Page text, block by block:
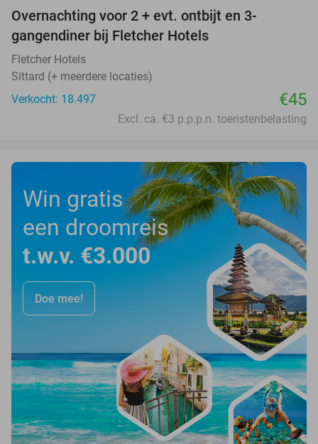
Overnachting voor 2 + evt. ontbijt en 3-
gangendiner bij Fletcher Hotels
Fletcher Hotels
Sittard (+ meerdere locaties)
Verkocht: 18.497
€45
Excl. ca. €3 p.p.p.n. toeristenbelasting
Win gratis
een droomreis
t.w.v. €3.000
Doe mee!